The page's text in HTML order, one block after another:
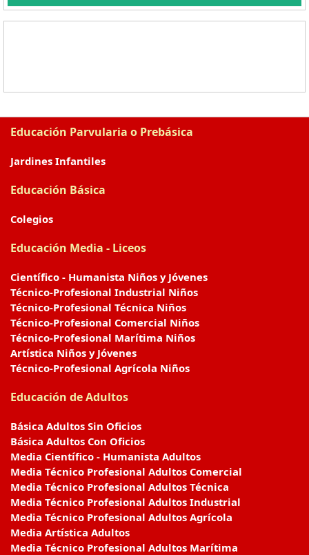
Educación Parvularia o Prebásica
Jardines Infantiles
Educación Básica
Colegios
Educación Media - Liceos
Científico - Humanista Niños y Jóvenes
Técnico-Profesional Industrial Niños
Técnico-Profesional Técnica Niños
Técnico-Profesional Comercial Niños
Técnico-Profesional Marítima Niños
Artística Niños y Jóvenes
Técnico-Profesional Agrícola Niños
Educación de Adultos
Básica Adultos Sin Oficios
Básica Adultos Con Oficios
Media Científico - Humanista Adultos
Media Técnico Profesional Adultos Comercial
Media Técnico Profesional Adultos Técnica
Media Técnico Profesional Adultos Industrial
Media Técnico Profesional Adultos Agrícola
Media Artística Adultos
Media Técnico Profesional Adultos Marítima